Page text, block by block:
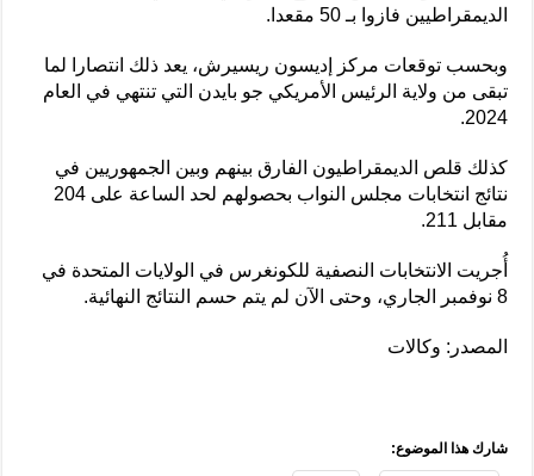
الديمقراطيين فازوا بـ 50 مقعدا.
وبحسب توقعات مركز إديسون ريسيرش، يعد ذلك انتصارا لما
تبقى من ولاية الرئيس الأمريكي جو بايدن التي تنتهي في العام
2024.
كذلك قلص الديمقراطيون الفارق بينهم وبين الجمهوريين في
نتائج انتخابات مجلس النواب بحصولهم لحد الساعة على 204
مقابل 211.
أُجريت الانتخابات النصفية للكونغرس في الولايات المتحدة في
8 نوفمبر الجاري، وحتى الآن لم يتم حسم النتائج النهائية.
المصدر: وكالات
شارك هذا الموضوع: